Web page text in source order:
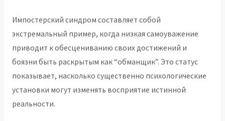
Импостерский синдром составляет собой
экстремальный пример, когда низкая самоуважение
приводит к обесцениванию своих достижений и
боязни быть раскрытым как “обманщик”. Это статус
показывает, насколько существенно психологические
установки могут изменять восприятие истинной
реальности.